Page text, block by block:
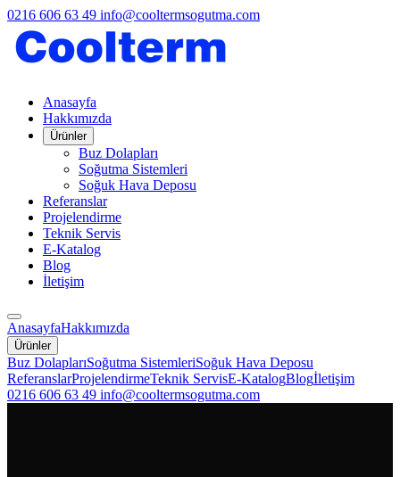
0216 606 63 49 info@cooltermsogutma.com
Anasayfa
Hakkımızda
Ürünler
Buz Dolapları
Soğutma Sistemleri
Soğuk Hava Deposu
Referanslar
Projelendirme
Teknik Servis
E-Katalog
Blog
İletişim
AnasayfaHakkımızda
Ürünler
Buz DolaplarıSoğutma SistemleriSoğuk Hava Deposu
ReferanslarProjelendirmeTeknik ServisE-KatalogBlogİletişim
0216 606 63 49 info@cooltermsogutma.com